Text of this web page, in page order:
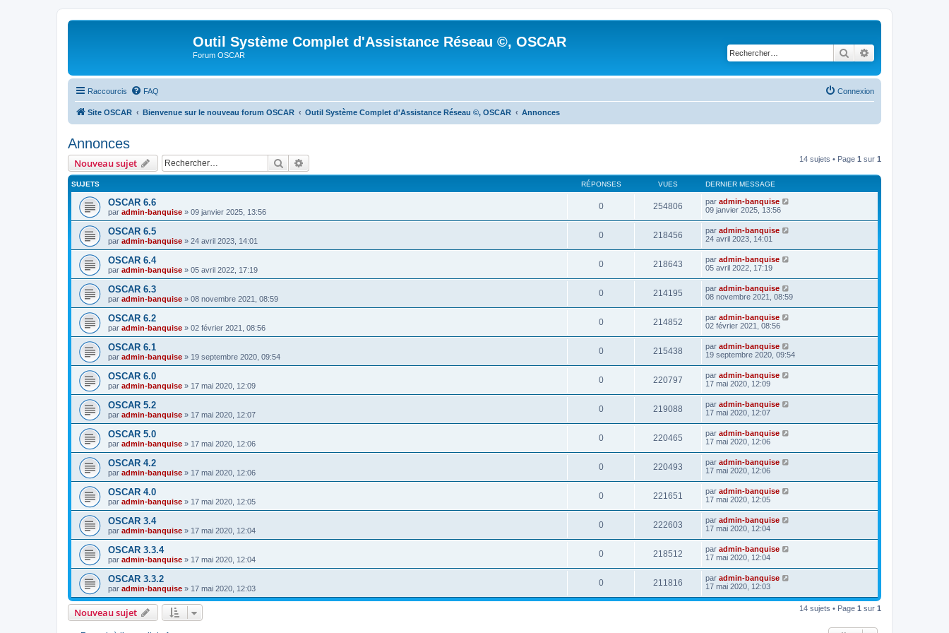
Outil Système Complet d'Assistance Réseau ©, OSCAR
Forum OSCAR Rechercher
Raccourcis FAQ Connexion
Site OSCAR Bienvenue sur le nouveau forum OSCAR Outil Système Complet d'Assistance Réseau ©, OSCAR Annonces
Annonces
Nouveau sujet Rechercher 14 sujets • Page 1 sur 1
SUJETS RÉPONSES VUES DERNIER MESSAGE
OSCAR 6.6
par admin-banquise » 09 janvier 2025, 13:56
0 254806 par admin-banquise
09 janvier 2025, 13:56
OSCAR 6.5
par admin-banquise » 24 avril 2023, 14:01
0 218456 par admin-banquise
24 avril 2023, 14:01
OSCAR 6.4
par admin-banquise » 05 avril 2022, 17:19
0 218643 par admin-banquise
05 avril 2022, 17:19
OSCAR 6.3
par admin-banquise » 08 novembre 2021, 08:59
0 214195 par admin-banquise
08 novembre 2021, 08:59
OSCAR 6.2
par admin-banquise » 02 février 2021, 08:56
0 214852 par admin-banquise
02 février 2021, 08:56
OSCAR 6.1
par admin-banquise » 19 septembre 2020, 09:54
0 215438 par admin-banquise
19 septembre 2020, 09:54
OSCAR 6.0
par admin-banquise » 17 mai 2020, 12:09
0 220797 par admin-banquise
17 mai 2020, 12:09
OSCAR 5.2
par admin-banquise » 17 mai 2020, 12:07
0 219088 par admin-banquise
17 mai 2020, 12:07
OSCAR 5.0
par admin-banquise » 17 mai 2020, 12:06
0 220465 par admin-banquise
17 mai 2020, 12:06
OSCAR 4.2
par admin-banquise » 17 mai 2020, 12:06
0 220493 par admin-banquise
17 mai 2020, 12:06
OSCAR 4.0
par admin-banquise » 17 mai 2020, 12:05
0 221651 par admin-banquise
17 mai 2020, 12:05
OSCAR 3.4
par admin-banquise » 17 mai 2020, 12:04
0 222603 par admin-banquise
17 mai 2020, 12:04
OSCAR 3.3.4
par admin-banquise » 17 mai 2020, 12:04
0 218512 par admin-banquise
17 mai 2020, 12:04
OSCAR 3.3.2
par admin-banquise » 17 mai 2020, 12:03
0 211816 par admin-banquise
17 mai 2020, 12:03
Nouveau sujet 14 sujets • Page 1 sur 1